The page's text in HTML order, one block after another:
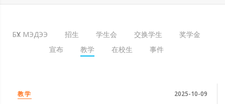
БҮХ МЭДЭЭ 招生 学生会 交换学生
奖学金
宣布
教学 在校生 事件
教学 2025-10-09